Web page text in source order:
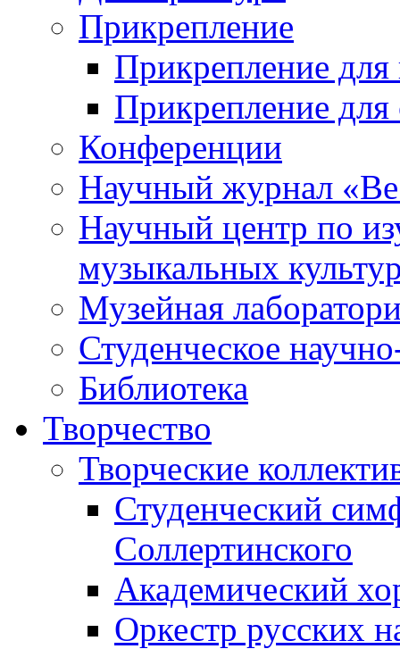
Прикрепление
Прикрепление для
Прикрепление для
Конференции
Научный журнал
Научный центр по
музыкальных
Музейная
Студенческое
Библиотека
Творчество
Творческие
Студенческий
Соллертинского
Академический
Оркестр русских